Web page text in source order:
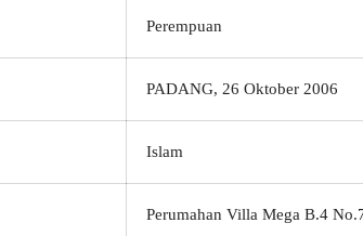
Perempuan
PADANG, 26 Oktober 2006
Islam
Perumahan Villa Mega B.4